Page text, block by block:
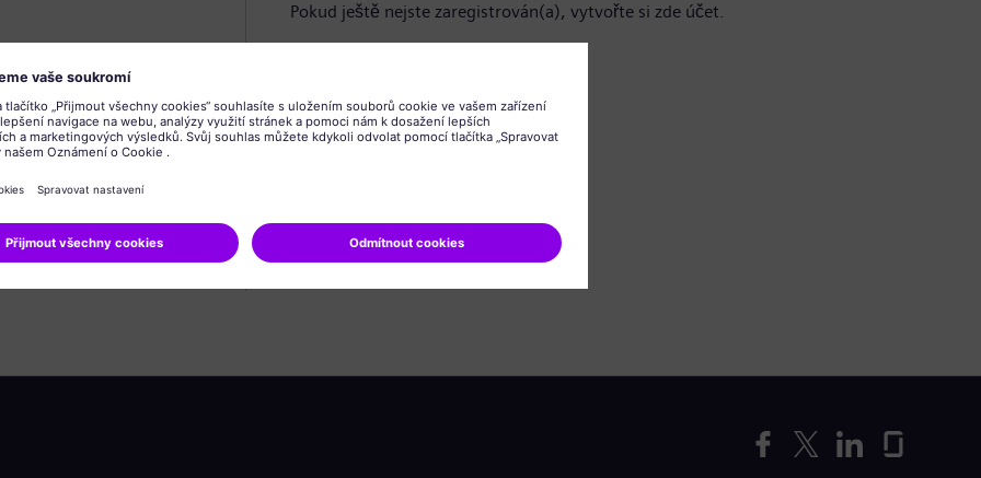
Pokud ještě nejste zaregistrován(a), vytvořte si zde účet.